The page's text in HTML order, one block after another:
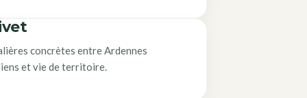
concrètes entre Ardennes
et vie de territoire.